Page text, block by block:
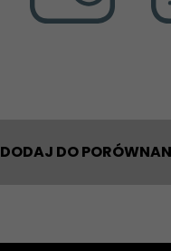
DODAJ DO